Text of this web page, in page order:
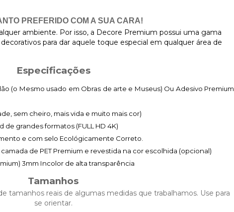
PREFERIDO COM A SUA CARA!
ambiente. Por isso, a Decore Premium possui uma gama
para dar aquele toque especial em qualquer área de
Especificações
(o Mesmo usado em Obras de arte e Museus) Ou Adesivo Premium
sem cheiro, mais vida e muito mais cor)
de grandes formatos (FULL HD 4K)
e com selo Ecológicamente Correto.
de PET Premium e revestida na cor escolhida (opcional)
3mm Incolor de alta transparência
Tamanhos
tamanhos reais de algumas medidas que trabalhamos. Use para
se orientar.